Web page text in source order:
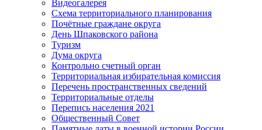
Видеогалерея
Схема территориального планирования
Почётные граждане округа
День Шпаковского района
Туризм
Дума округа
Контрольно счетный орган
Территориальная избирательная комиссия
Перечень пространственных сведений
Территориальные отделы
Перепись населения 2021
Общественный Совет